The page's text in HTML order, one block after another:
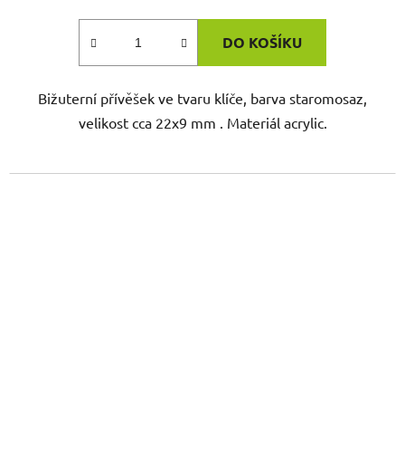
DO KOŠÍKU
Bižuterní přívěšek ve tvaru klíče, barva staromosaz,
velikost cca 22x9 mm . Materiál acrylic.